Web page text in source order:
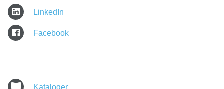
LinkedIn
Facebook